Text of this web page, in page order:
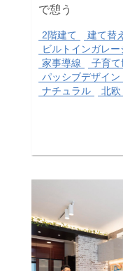
で憩う
2階建て 建て替え
ビルトインガレー
家事導線
子育て
パッシブデザイン
ナチュラル
北欧